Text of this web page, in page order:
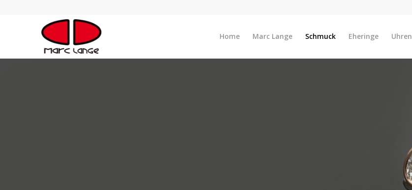
Home Marc Lange Schmuck Eheringe Uhren